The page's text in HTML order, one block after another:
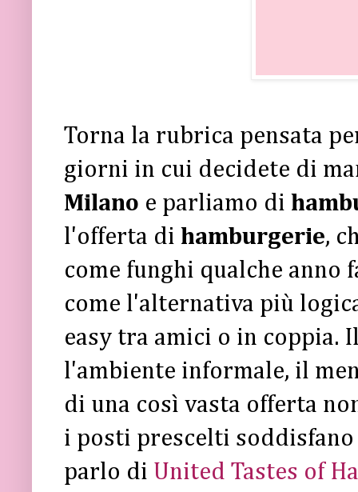
Torna la rubrica pensata
giorni in cui decidete di
Milano e parliamo di
l'offerta di hamburgerie,
come funghi qualche anno
come l'alternativa più
easy tra amici o in coppia.
l'ambiente informale, il
di una così vasta offerta
i posti prescelti
parlo di United Tastes of